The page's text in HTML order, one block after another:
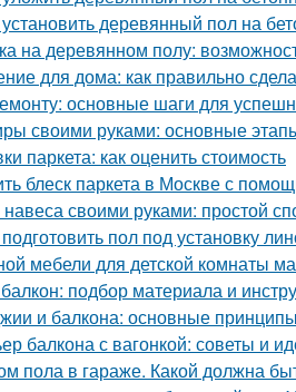
деревянный пол на
на деревянном полу:
для дома: как правильно
основные шаги для
своими руками: основные
паркета: как оценить стоимость
блеск паркета в Москве с
своими руками: простой
пол под установку
мебели для детской комнаты
подбор материала и
и балкона: основные
балкона с вагонкой: советы и
пола в гараже. Какой должна